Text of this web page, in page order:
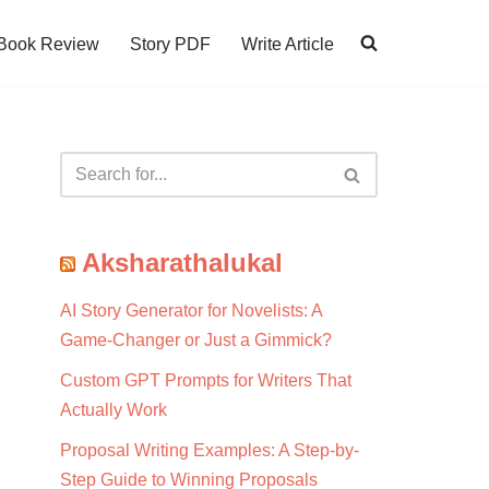
Review Story PDF Write Article
Aksharathalukal
AI Story Generator for Novelists: A
Game-Changer or Just a Gimmick?
Custom GPT Prompts for Writers That
Actually Work
Proposal Writing Examples: A Step-by-
Step Guide to Winning Proposals